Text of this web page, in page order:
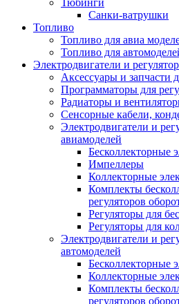
Тюбинги
Санки-ватрушки
Топливо
Топливо для авиа
Топливо для
Электродвигатели и
Аксессуары и запчасти
Программаторы для
Радиаторы и
Сенсорные кабели,
Электродвигатели и
авиамоделей
Бесколлекторные
Импеллеры
Коллекторные
Комплекты
регуляторов
Регуляторы для
Регуляторы для
Электродвигатели и
автомоделей
Бесколлекторные
Коллекторные
Комплекты
регуляторов